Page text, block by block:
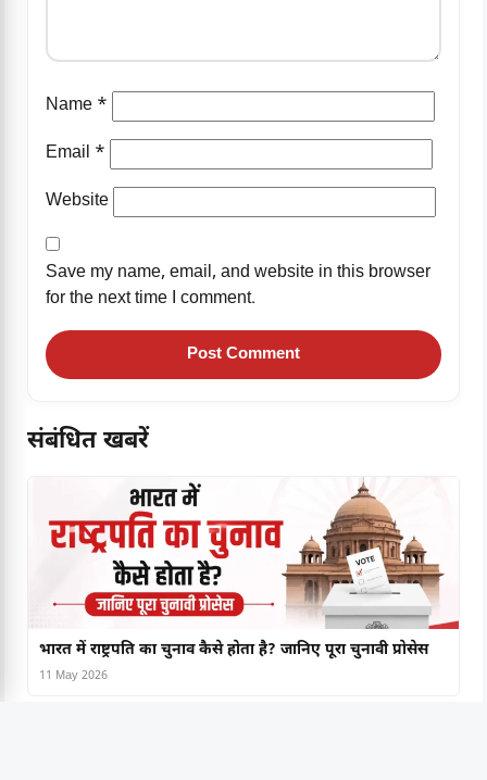
Name *
Email *
Website
Save my name, email, and website in this browser
for the next time I comment.
संबंधित खबरें
भारत में राष्ट्रपति का चुनाव कैसे होता है? जानिए पूरा चुनावी प्रोसेस
11 May 2026